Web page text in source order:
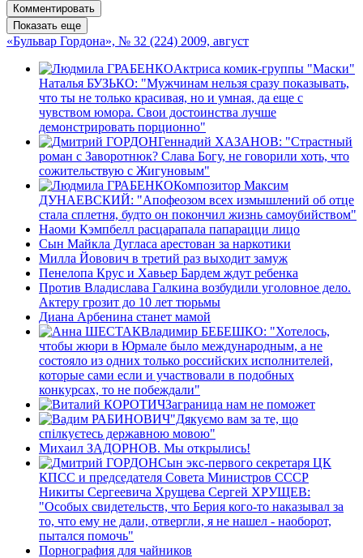
Комментировать
Показать еще
«Бульвар Гордона», № 32 (224) 2009, август
Актриса комик-группы "Маски"
Наталья БУЗЬКО: "Мужчинам нельзя сразу показывать,
что ты не только красивая, но и умная, да еще с
чувством юмора. Свои достоинства лучше
демонстрировать порционно"
Геннадий ХАЗАНОВ: "Страстный
роман с Заворотнюк? Слава Богу, не говорили хоть, что
сожительствую с Жигуновым"
Композитор Максим
ДУНАЕВСКИЙ: "Апофеозом всех измышлений об отце
стала сплетня, будто он покончил жизнь самоубийством"
Наоми Кэмпбелл расцарапала папарацци лицо
Сын Майкла Дугласа арестован за наркотики
Милла Йовович в третий раз выходит замуж
Пенелопа Крус и Хавьер Бардем ждут ребенка
Против Владислава Галкина возбудили уголовное дело.
Актеру грозит до 10 лет тюрьмы
Диана Арбенина станет мамой
Владимир БЕБЕШКО: "Хотелось,
чтобы жюри в Юрмале было международным, а не
состояло из одних только российских исполнителей,
которые сами если и участвовали в подобных
конкурсах, то не побеждали"
Заграница нам не поможет
"Дякуємо вам за те, що
спілкуєтесь державною мовою"
Михаил ЗАДОРНОВ. Мы открылись!
Сын экс-первого секретаря ЦК
КПСС и председателя Совета Министров СССР
Никиты Сергеевича Хрущева Сергей ХРУЩЕВ:
"Особых свидетельств, что Берия кого-то наказывал за
то, что ему не дали, отвергли, я не нашел - наоборот,
пытался помочь"
Порнография для чайников